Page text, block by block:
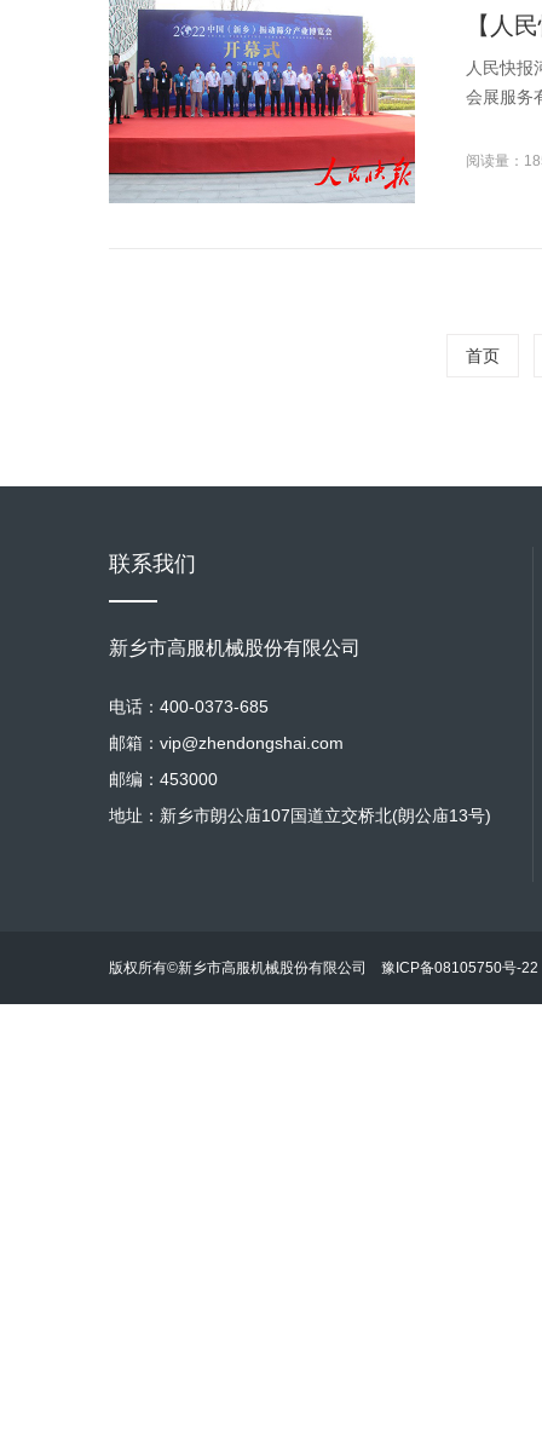
【人
人民快报
会展服务
阅读量：
首页
联系我们
新乡市高服机械股份有限公司
电话：400-0373-685
邮箱：vip@zhendongshai.com
邮编：453000
地址：新乡市朗公庙107国道立交桥北(朗公庙13号)
版权所有©新乡市高服机械股份有限公司 豫ICP备08105750号-22